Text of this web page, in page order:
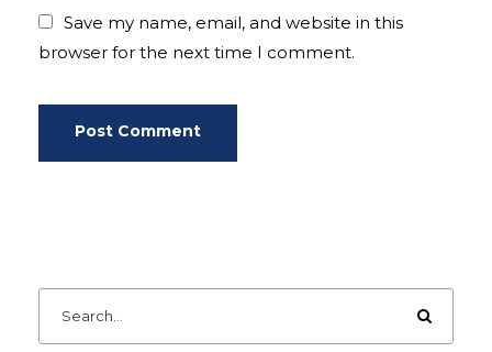
Save my name, email, and website in this
browser for the next time I comment.